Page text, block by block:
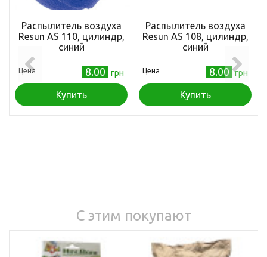
Распылитель воздуха
Resun AS 110, цилиндр,
синий
Цена 8.00 грн
Купить
Распылитель воздуха
Resun AS 108, цилиндр,
синий
Цена 8.00 грн
Купить
С этим покупают